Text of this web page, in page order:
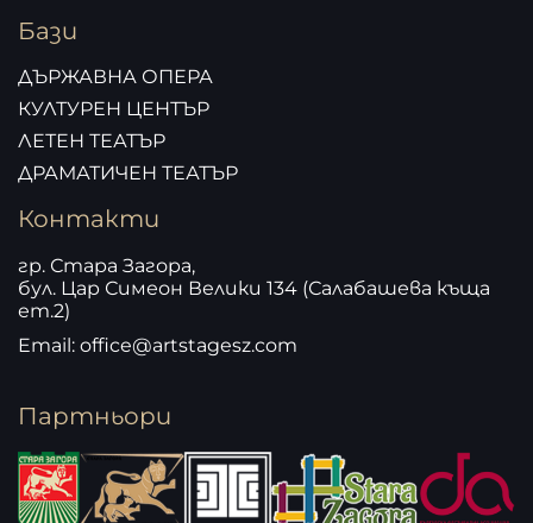
Бази
ДЪРЖАВНА ОПЕРА
КУЛТУРЕН ЦЕНТЪР
ЛЕТЕН ТЕАТЪР
ДРАМАТИЧЕН ТЕАТЪР
Контакти
гр. Стара Загора,
бул. Цар Симеон Велики 134 (Салабашева къща
ет.2)
Email: office@artstagesz.com
Партньори